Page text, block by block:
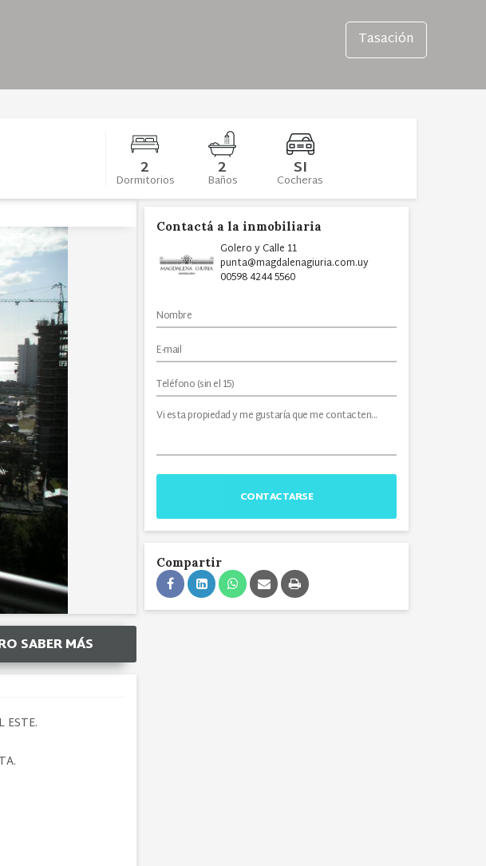
Tasación
2
Dormitorios 2
Baños SI
Cocheras
SABER MÁS
ESTE.
Contactá a la inmobiliaria
Golero y Calle 11
punta@magdalenagiuria.com.uy
00598 4244 5560
CONTACTARSE
Compartir